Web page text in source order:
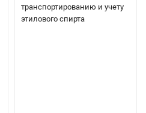
транспортированию и учету
этилового спирта